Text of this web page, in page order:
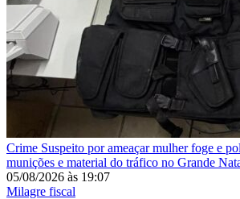
Crime Suspeito por ameaçar mulher foge e
munições e material do tráfico no Grande
05/08/2026 às 19:07
Milagre fiscal